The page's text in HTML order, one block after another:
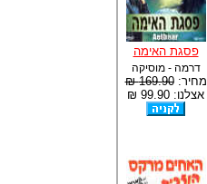
פסגת האימה
דרמה - מוסיקה
מחיר:169.90 ₪
אצלנו: 99.90 ₪